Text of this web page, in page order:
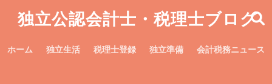
独立公認会計士・税理士ブログ
ホーム 独立生活 税理士登録 独立準備 会計税務ニュース